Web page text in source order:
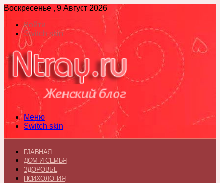
Воскресенье , 9 Август 2026
Войти
Switch skin
Меню
Switch skin
ГЛАВНАЯ
ДОМ И СЕМЬЯ
ЗДОРОВЬЕ
ПСИХОЛОГИЯ